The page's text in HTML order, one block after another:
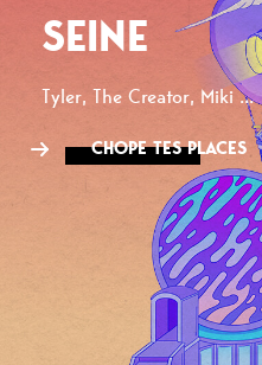
SEINE
Tyler, The Creator, Miki ...
CHOPE TES PLACES